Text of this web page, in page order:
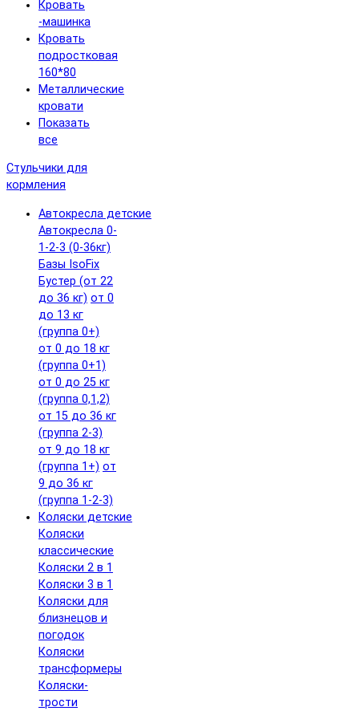
Кровать
-машинка
Кровать
подростковая
160*80
Металлические
кровати
Показать
все
Стульчики для
кормления
Автокресла детские
Автокресла 0-
1-2-3 (0-36кг)
Базы IsoFix
Бустер (от 22
до 36 кг) от 0
до 13 кг
(группа 0+)
от 0 до 18 кг
(группа 0+1)
от 0 до 25 кг
(группа 0,1,2)
от 15 до 36 кг
(группа 2-3)
от 9 до 18 кг
(группа 1+) от
9 до 36 кг
(группа 1-2-3)
Коляски детские
Коляски
классические
Коляски 2 в 1
Коляски 3 в 1
Коляски для
близнецов и
погодок
Коляски
трансформеры
Коляски-
трости